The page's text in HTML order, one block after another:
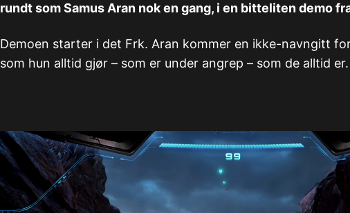
rundt som Samus Aran nok en gang, i en bitteliten demo
Demoen starter i det Frk. Aran kommer en ikke-navngitt
som hun alltid gjør – som er under angrep – som de alltid er.